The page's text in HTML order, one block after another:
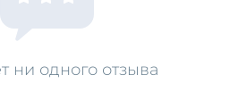
ни одного отзыва